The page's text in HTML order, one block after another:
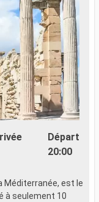
Départ
20:00
Méditerranée, est le
à seulement 10